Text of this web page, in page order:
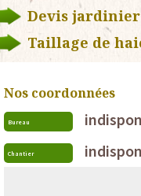
Devis
Taillage de
Nos coordonnées
Bureau
Chantier